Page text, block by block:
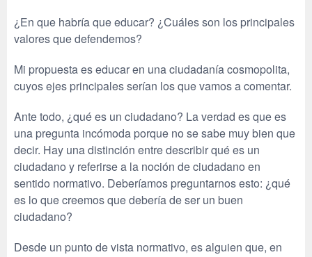
¿En que habría que educar? ¿Cuáles son los principales
valores que defendemos?
Mi propuesta es educar en una ciudadanía cosmopolita,
cuyos ejes principales serían los que vamos a comentar.
Ante todo, ¿qué es un ciudadano? La verdad es que es
una pregunta incómoda porque no se sabe muy bien que
decir. Hay una distinción entre describir qué es un
ciudadano y referirse a la noción de ciudadano en
sentido normativo. Deberíamos preguntarnos esto: ¿qué
es lo que creemos que debería de ser un buen
ciudadano?
Desde un punto de vista normativo, es alguien que, en